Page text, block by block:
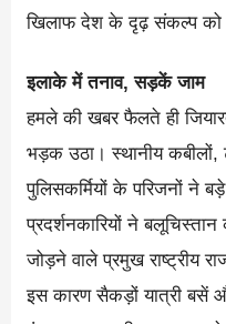
खिलाफ देश के दृढ़ संकल्प
इलाके में तनाव, सड़कें जाम
हमले की खबर फैलते ही
भड़क उठा। स्थानीय कबीलों,
पुलिसकर्मियों के परिजनों ने
प्रदर्शनकारियों ने
जोड़ने वाले प्रमुख राष्ट्रीय
इस कारण सैकड़ों यात्री बसें